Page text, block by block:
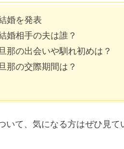
婚を発表
婚相手の夫は誰？
那の出会いや馴れ初めは？
那の交際期間は？
いて、気になる方はぜひ見て